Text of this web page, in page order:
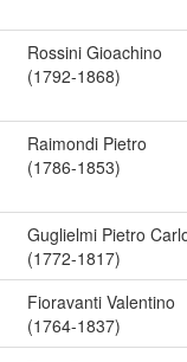
Rossini Gioachino
(1792-1868)
Raimondi Pietro
(1786-1853)
Guglielmi Pietro
(1772-1817)
Fioravanti Valentino
(1764-1837)